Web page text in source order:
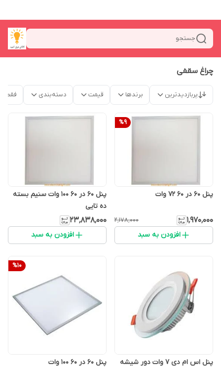
جستجو
چراغ سقفی
پربازدیدترین برندها قیمت دسته‌بندی فقط
%9
پنل 60 در 60 72 وات
۱٬۹۷۰٬۰۰۰ ۲٬۱۷۸٬۰۰۰
افزودن به سبد
پنل 60 در 60 100 وات سنیم بسته
ده تایی
۲۳٬۸۳۸٬۰۰۰
افزودن به سبد
پنل اس ام دی 7 وات دور شیشه
%10
پنل 60 در 60 100 وات